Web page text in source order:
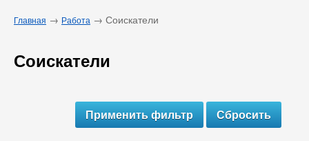
Главная → Работа → Соискатели
Соискатели